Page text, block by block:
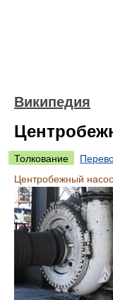
Википедия
Толкование
Центробежный насос